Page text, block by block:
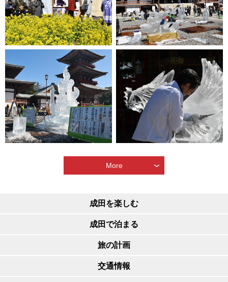
More
成田を楽しむ
成田で泊まる
旅の計画
交通情報